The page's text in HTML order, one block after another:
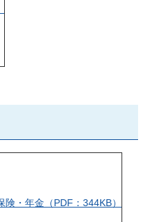
険・年金（PDF：344KB）